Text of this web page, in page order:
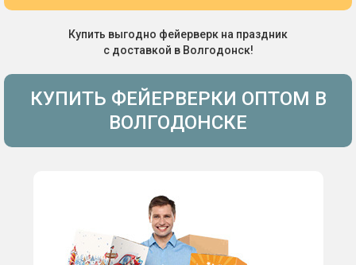
Купить выгодно фейерверк на праздник
с доставкой в Волгодонск!
КУПИТЬ ФЕЙЕРВЕРКИ ОПТОМ В
ВОЛГОДОНСКЕ